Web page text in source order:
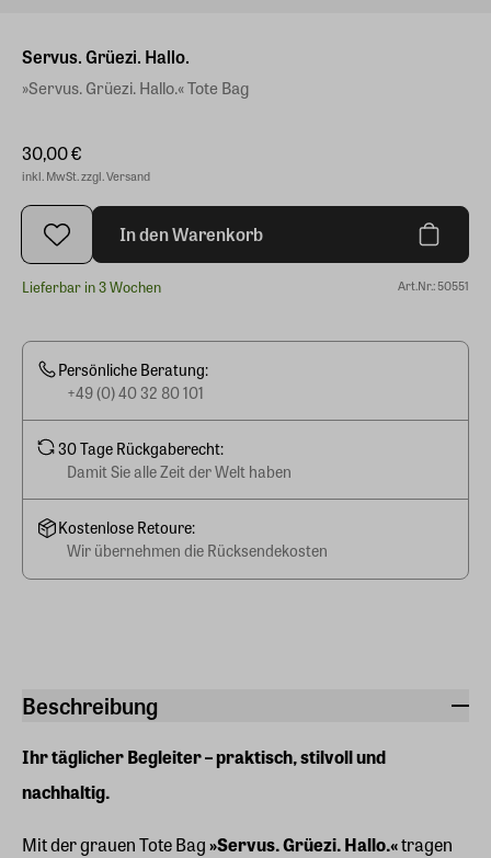
Beschreibung
Ihr täglicher Begleiter – praktisch, stilvoll und
nachhaltig.
Mit der grauen Tote Bag»Servus. Grüezi. Hallo.«tragen
Servus. Grüezi. Hallo.
»Servus. Grüezi. Hallo.« Tote Bag
30,00 €
inkl. MwSt. zzgl. Versand
In den Warenkorb
Lieferbar in 3 Wochen Art.Nr.: 50551
Persönliche Beratung:
+49 (0) 40 32 80 101
30 Tage Rückgaberecht:
Damit Sie alle Zeit der Welt haben
Kostenlose Retoure:
Wir übernehmen die Rücksendekosten